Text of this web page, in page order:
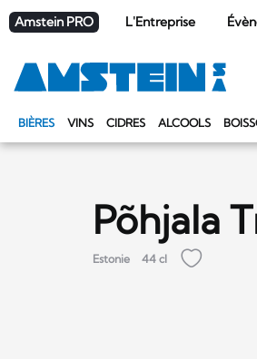
Amstein PRO L'Entreprise
BIÈRES VINS CIDRES ALCOOLS
Põhjala
Estonie 44 cl